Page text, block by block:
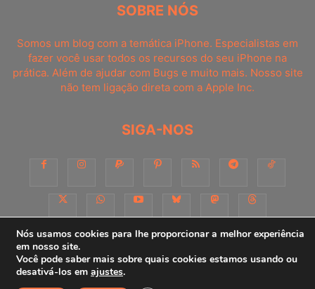
SOBRE NÓS
Somos um blog com a temática iPhone. Especialistas em
fazer você usar todos os recursos do seu iPhone na
prática. Além de ajudar com Bugs e muito mais. Nosso site
não tem ligação direta com a Apple Inc.
SIGA-NOS
Sobre Contato Apoie-nos!
Nós usamos cookies para lhe proporcionar a melhor experiência
em nosso site.
Você pode saber mais sobre quais cookies estamos usando ou
desativá-los em ajustes.